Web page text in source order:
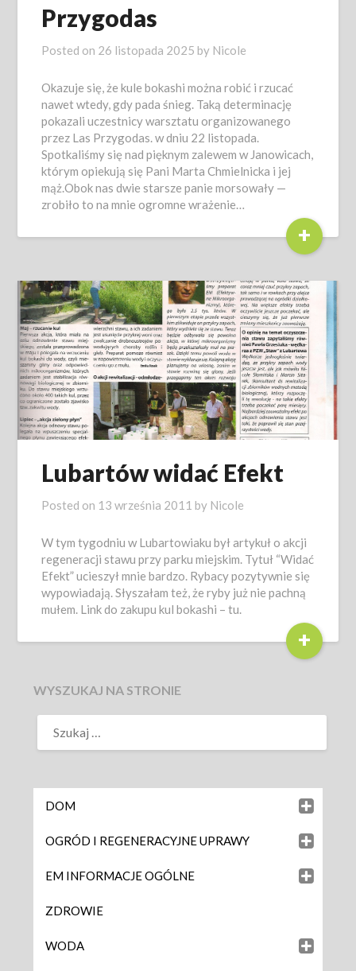
Przygodas
Posted on 26 listopada 2025 by Nicole
Okazuje się, że kule bokashi można robić i rzucać
nawet wtedy, gdy pada śnieg. Taką determinację
pokazali uczestnicy warsztatu organizowanego
przez Las Przygodas. w dniu 22 listopada.
Spotkaliśmy się nad pięknym zalewem w Janowicach,
którym opiekują się Pani Marta Chmielnicka i jej
mąż.Obok nas dwie starsze panie morsowały —
zrobiło to na mnie ogromne wrażenie…
+
Lubartów widać Efekt
Posted on 13 września 2011 by Nicole
W tym tygodniu w Lubartowiaku był artykuł o akcji
regeneracji stawu przy parku miejskim. Tytuł “Widać
Efekt” ucieszył mnie bardzo. Rybacy pozytywnie się
wypowiadają. Słyszałam też, że ryby już nie pachną
mułem. Link do zakupu kul bokashi – tu.
+
WYSZUKAJ NA STRONIE
DOM
OGRÓD I REGENERACYJNE UPRAWY
EM INFORMACJE OGÓLNE
ZDROWIE
WODA